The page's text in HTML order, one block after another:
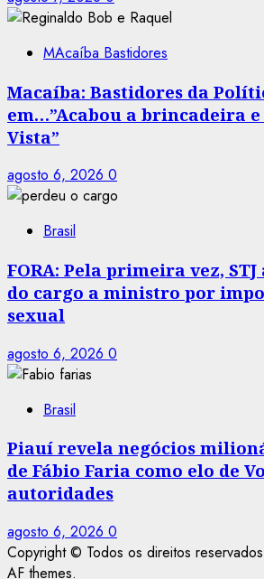
MAcaíba Bastidores
Macaíba: Bastidores da
em…”Acabou a brincadeira
Vista”
agosto 6, 2026 0
Brasil
FORA: Pela primeira vez,
do cargo a ministro por
sexual
agosto 6, 2026 0
Brasil
Piauí revela negócios
de Fábio Faria como elo de
autoridades
agosto 6, 2026 0
Copyright © Todos os direitos
AF themes.